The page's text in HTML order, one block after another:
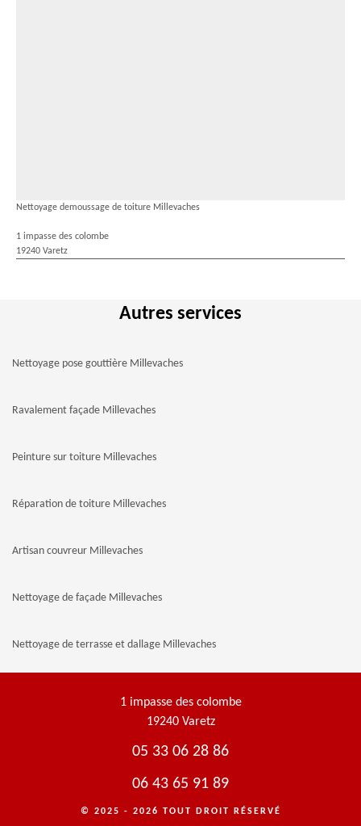
Nettoyage demoussage de toiture Millevaches
1 impasse des colombe
19240 Varetz
Autres services
Nettoyage pose gouttière Millevaches
Ravalement façade Millevaches
Peinture sur toiture Millevaches
Réparation de toiture Millevaches
Artisan couvreur Millevaches
Nettoyage de façade Millevaches
Nettoyage de terrasse et dallage Millevaches
1 impasse des colombe
19240 Varetz
05 33 06 28 86
06 43 65 91 89
© 2025 - 2026 TOUT DROIT RÉSERVÉ